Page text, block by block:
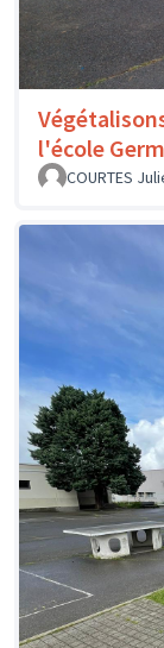
l'école
COURTES